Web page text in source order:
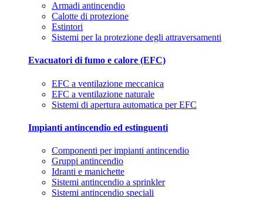
Armadi antincendio
Calotte di protezione
Estintori
Sistemi per la protezione degli attraversamenti
Evacuatori di fumo e calore (EFC)
EFC a ventilazione meccanica
EFC a ventilazione naturale
Sistemi di apertura automatica per EFC
Impianti antincendio ed estinguenti
Componenti per impianti antincendio
Gruppi antincendio
Idranti e manichette
Sistemi antincendio a sprinkler
Sistemi antincendio speciali